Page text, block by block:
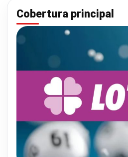
Cobertura principal